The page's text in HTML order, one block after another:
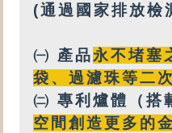
(通過國家排放
㈠ 產品永不堵塞
袋、過濾珠等二
㈡ 專利 爐體（搭
空間創造更多的